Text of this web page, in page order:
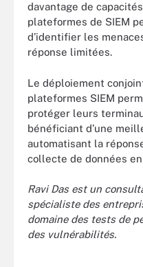
davantage de
plateformes de SIEM
d’identifier les
réponse limitées.
Le déploiement
plateformes SIEM
protéger leurs
bénéficiant d’une
automatisant la
collecte de données
Ravi Das est un
spécialiste des
domaine des tests de
des vulnérabilités.